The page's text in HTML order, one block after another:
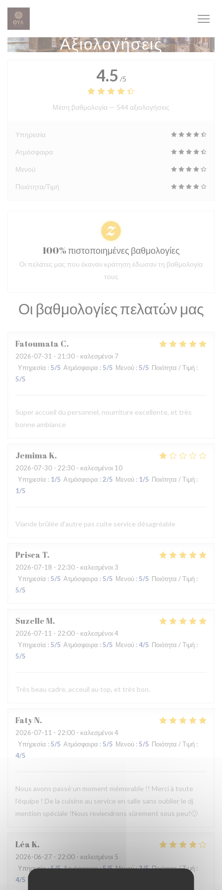
Πίνακας διαχείρισης "Μπισκότων" (Cookies)
Αξιολογήσεις
Οι βαθμολογίες πελατών μας
Fatoumata C
2026-07-31 - 21:30 - καλεσμένοι 7
Υπηρεσία : 5/5 Ατμόσφαιρα : 5/5 Μενού : 5/5 Ποιότητα / Τιμή :
5/5
Super accueil du personnel, nourriture excellente, et très
bonne ambiance
JemimaK
2026-07-30 - 22:30 - καλεσμένοι 10
Υπηρεσία : 1/5 Ατμόσφαιρα : 2/5 Μενού : 1/5 Ποιότητα / Τιμή :
1/5
Viande brûlée d’autre pas cuite service désagréable
Prisca T
2026-07-18 - 22:30 - καλεσμένοι 3
Υπηρεσία : 5/5 Ατμόσφαιρα : 5/5 Μενού : 5/5 Ποιότητα / Τιμή :
5/5
SuzelleM
2026-07-11 - 22:00 - καλεσμένοι 4
Υπηρεσία : 5/5 Ατμόσφαιρα : 5/5 Μενού : 4/5 Ποιότητα / Τιμή :
5/5
Très beau cadre, acceuil au top, et très bon.
FatyN
2026-07-11 - 22:00 - καλεσμένοι 4
Υπηρεσία : 5/5 Ατμόσφαιρα : 5/5 Μενού : 5/5 Ποιότητα / Τιμή :
4/5
Nous avons passé un moment mémorable !! Merci à toute
l’équipe ! De la cuisine au service en salle sans oublier le dj
mention spéciale !Nous reviendrons sûrement sous peu!🙂
LéaK
2026-06-27 - 22:00 - καλεσμένοι 5
Υπηρεσία:5/5 Ατμόσφαιρα:5/5 Μενού:3/5 Ποιότητα / Τιμή :
4/5
4.5 /5
Μέση βαθμολογία — 544 αξιολογήσεις
Υπηρεσία
Ατμόσφαιρα
Μενού
Ποιότητα/Τιμή
100% πιστοποιημένες βαθμολογίες
Οι πελάτες μας που έκαναν κράτηση έδωσαν τη βαθμολογία
τους